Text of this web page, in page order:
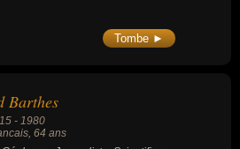
Tombe ►
Barthes
- 1980
, 64 ans